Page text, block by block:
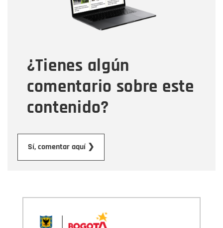
¿Tienes algún
comentario sobre este
contenido?
Sí, comentar aquí ❯
Tipo de comentario
Mensaje